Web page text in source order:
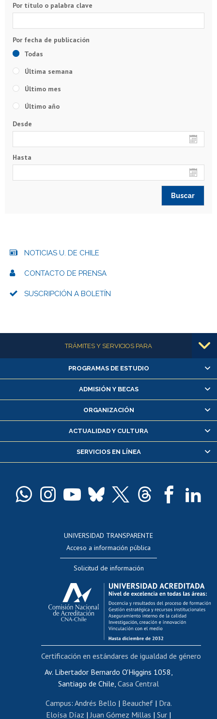
Por título o palabra clave
Todas
Última semana
Último mes
Último año
Desde
Hasta
NOTICIAS U. DE CHILE
CONTACTO DE PRENSA
SUSCRIPCIÓN A BOLETÍN
Más informaciónTRÁMITES Y SERVICIOS PARA
Alumnas/os y exalumnas/os
Matrícula en línea
Inscripción y cambio de asignaturas
Consulta y certificado de notas
Servicio médico y dental
Pago de arancel y crédito alumnos
Docentes
Evaluación docente
Calificación académica
Postulación al AUCAI
Funcionarias/os
Cursos internos de capacitación
Bienestar del personal
Portal de movilidad interna
Certificado de renta
Certificado de renta honorarios
Editar páginas blancas
PROGRAMAS DE ESTUDIO
ADMISIÓN Y BECAS
ORGANIZACIÓN
ACTUALIDAD Y CULTURA
SERVICIOS EN LÍNEA
UNIVERSIDAD TRANSPARENTE
Acceso a información pública
Solicitud de información
Av. Libertador Bernardo O'Higgins 1058,
Santiago de Chile, Casa Central
Campus: Andrés Bello | Beauchef| Dra.
Eloísa Díaz |Juan Gómez Millas | Sur |
Certificación en estándares de igualdad de género